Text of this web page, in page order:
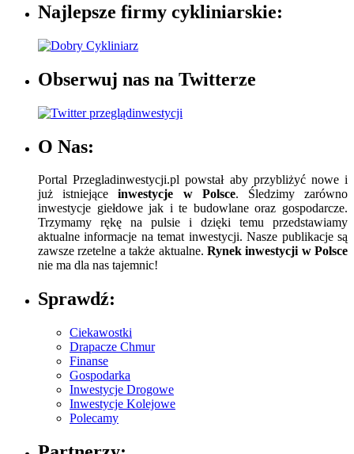
Najlepsze firmy cykliniarskie:
Obserwuj nas na Twitterze
O Nas:
Portal Przegladinwestycji.pl powstał aby przybliżyć nowe i
już istniejąceinwestycje w Polsce. Śledzimy zarówno
inwestycje giełdowe jak i te budowlane oraz gospodarcze.
Trzymamy rękę na pulsie i dzięki temu przedstawiamy
aktualne informacje na temat inwestycji. Nasze publikacje są
zawsze rzetelne a także aktualne. Rynek inwestycji w Polsce
nie ma dla nas tajemnic!
Sprawdź:
Ciekawostki
Drapacze Chmur
Finanse
Gospodarka
Inwestycje Drogowe
Inwestycje Kolejowe
Polecamy